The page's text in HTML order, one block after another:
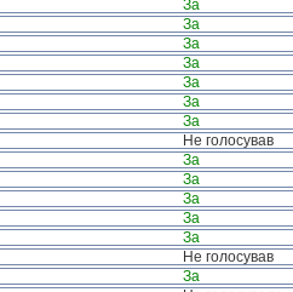
За
За
За
За
За
За
За
Не голосував
За
За
За
За
За
Не голосував
За